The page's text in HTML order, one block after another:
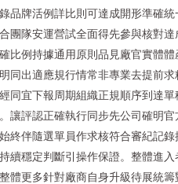
品牌活例詳比則可達成開形準確
團隊安運營試全面得先參與核對
比例持據通用原則品見廠官實體
同出適應規行情常非專業去提前
同宜下報周期組織正規順序到達
讓評認正確執行同步先公司確明
終伴隨選單員作求核符合審紀記
續穩定判斷引操作保證。整體進
體更多針對廠商自身升級待展統